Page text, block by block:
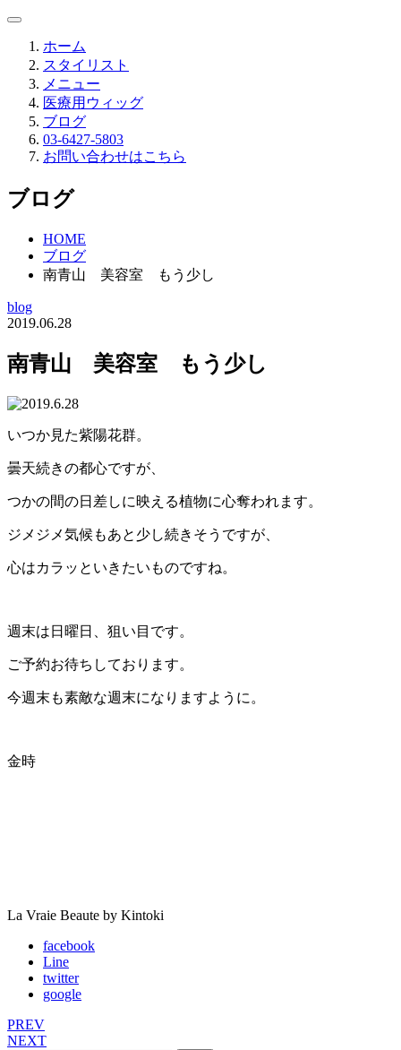
ホーム
スタイリスト
メニュー
医療用ウィッグ
ブログ
03-6427-5803
お問い合わせはこちら
ブログ
HOME
ブログ
南青山 美容室 もう少し
blog
2019.06.28
南青山 美容室 もう少し
いつか見た紫陽花群。
曇天続きの都心ですが、
つかの間の日差しに映える植物に心奪われます。
ジメジメ気候もあと少し続きそうですが、
心はカラッといきたいものですね。
週末は日曜日、狙い目です。
ご予約お待ちしております。
今週末も素敵な週末になりますように。
金時
La Vraie Beaute by Kintoki
facebook
Line
twitter
google
PREV
NEXT